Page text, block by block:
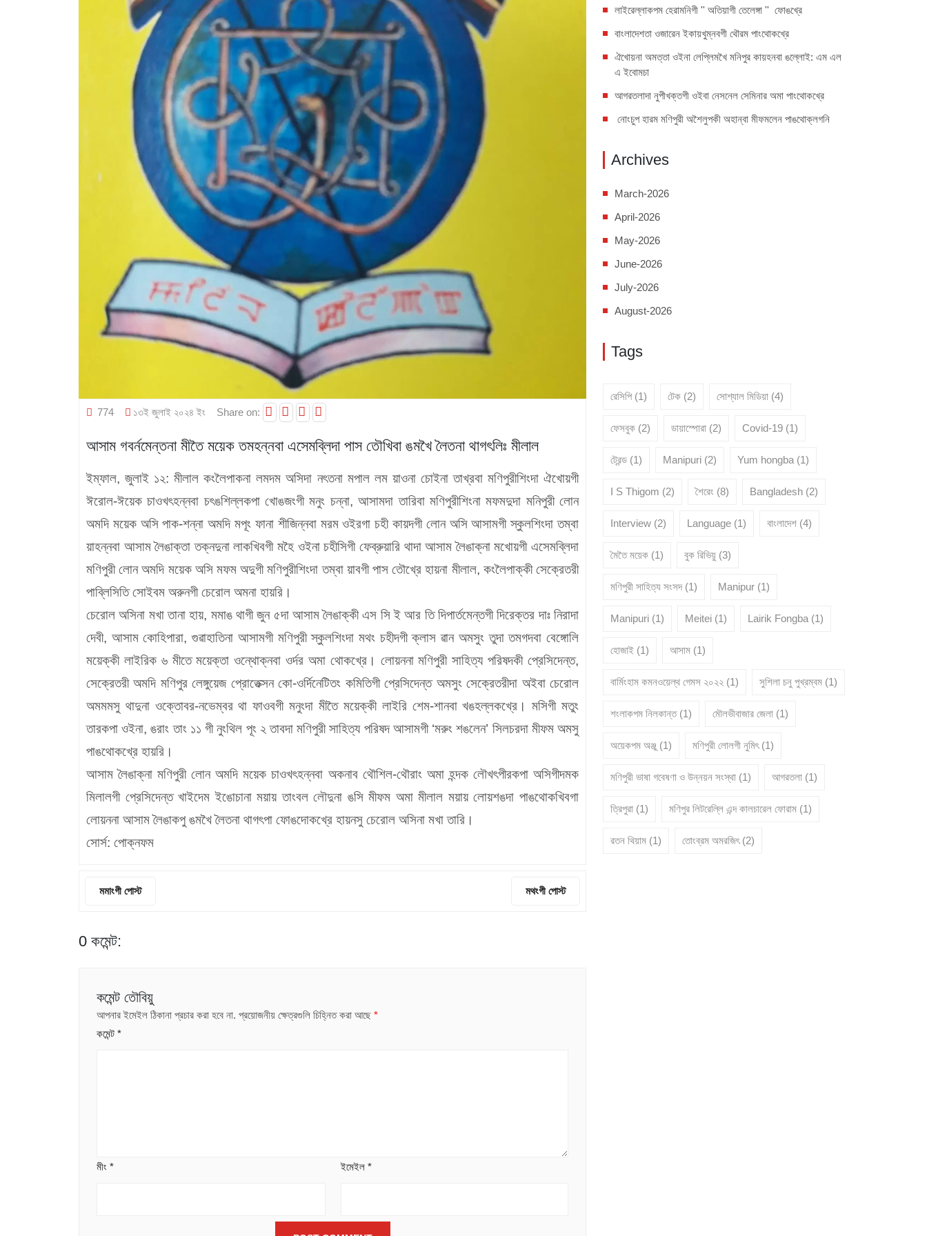
774 ১৩ই জুলাই ২০২৪ ইং Share on:
আসাম গবর্নমেন্তনা মীতৈ ময়েক তমহন্নবা এসেমব্লিদা পাস তৌখিবা ঙমখৈ লৈতনা থাগৎলিঃ মীলাল
ইম্ফাল, জুলাই ১২: মীলাল কংলৈপাকনা লমদম অসিদা নৎতনা মপাল লম য়াওনা চোইনা তাখ্রবা মণিপুরীশিংদা ঐখোয়গী
ঈরোল-ঈয়েক চাওখৎহন্নবা চৎঙশিল্লকপা খোঙজংগী মনুং চন্না, আসামদা তারিবা মণিপুরীশিংনা মফমদুদা মনিপুরী লোন
অমদি ময়েক অসি পাক-শন্না অমদি মপূং ফানা শীজিন্নবা মরম ওইরগা চহী কায়দগী লোন অসি আসামগী স্কুলশিংদা তম্বা
য়াহন্নবা আসাম লৈঙাক্তা তক্নদুনা লাকখিবগী মহৈ ওইনা চহীসিগী ফেব্রুয়ারি থাদা আসাম লৈঙাক্না মখোয়গী এসেমব্লিদা
মণিপুরী লোন অমদি ময়েক অসি মফম অদুগী মণিপুরীশিংদা তম্বা য়াবগী পাস তৌখ্রে হায়না মীলাল, কংলৈপাক্কী সেক্রেতরী
পাব্লিসিতি সোইবম অরুনগী চেরোল অমনা হায়রি।
চেরোল অসিনা মখা তানা হায়, মমাঙ থাগী জুন ৫দা আসাম লৈঙাক্কী এস সি ই আর তি দিপার্তমেন্তগী দিরেক্তর দাঃ নিরাদা
দেবী, আসাম কোহিপারা, গুৱাহাতিনা আসামগী মণিপুরী স্কুলশিংদা মথং চহীদগী ক্লাস ৱান অমসুং তুদা তমগদবা বেঙ্গোলি
ময়েক্কী লাইরিক ৬ মীতে ময়েক্তা ওন্থোক্নবা ওর্দর অমা থোকখ্রে। লোয়ননা মণিপুরী সাহিত্য পরিষদকী প্রেসিদেন্ত,
সেক্রেতরী অমদি মণিপুর লেঙ্গুয়েজ প্রোতেক্সন কো-ওর্দিনেটিতং কমিতিগী প্রেসিদেন্ত অমসুং সেক্রেতরীদা অইবা চেরোল
অমমমসু থাদুনা ওক্তোবর-নভেম্বর থা ফাওবগী মনুংদা মীতৈ ময়েক্কী লাইরি শেম-শানবা খঙহল্লকখ্রে। মসিগী মতুং
তারকপা ওইনা, ঙরাং তাং ১১ গী নুংথিল পূং ২ তাবদা মণিপুরী সাহিত্য পরিষদ আসামগী ‘মরুং শঙলেন’ সিলচরদা মীফম অমসু
পাঙথোকখ্রে হায়রি।
আসাম লৈঙাক্না মণিপুরী লোন অমদি ময়েক চাওখৎহন্নবা অকনাব থৌশিল-থৌরাং অমা হন্দক লৌখৎপীরকপা অসিগীদমক
মিলালগী প্রেসিদেন্ত খাইদেম ইঙোচানা ময়ায় তাংবল লৌদুনা ঙসি মীফম অমা মীলাল ময়ায় লোয়শঙদা পাঙথোকখিবগা
লোয়ননা আসাম লৈঙাকপু ঙমখৈ লৈতনা থাগৎপা ফোঙদোকখ্রে হায়নসু চেরোল অসিনা মখা তারি।
সোর্স: পোক্নফম
মমাংগী পোস্ট মথংগী পোস্ট
0 কমেন্ট:
কমেন্ট তৌবিয়ু
আপনার ইমেইল ঠিকানা প্রচার করা হবে না. প্রয়োজনীয় ক্ষেত্রগুলি চিহ্নিত করা আছে *
কমেন্ট *
মীং * ইমেইল *
লাইরেল্লাকপম হেরামনিগী '' অতিয়াগী তেলেঙ্গা '' ফোঙখ্রে
বাংলাদেশতা ওজারেন ইকায়খুম্নবগী থৌরম পাংথোকখ্রে
ঐখোয়না অমত্তা ওইনা লেপ্লিমখৈ মনিপুর কায়হনবা ঙল্লোই: এম এল
এ ইবোমচা
আগরতলাদা নুপীখক্তগী ওইবা নেসনেল সেমিনার অমা পাংথোকখ্রে
নোংচুপ হারম মণিপুরী অশৈলুপকী অহান্বা মীফমলেন পাঙথোক্লগনি
Archives
March-2026
April-2026
May-2026
June-2026
July-2026
August-2026
Tags
রেসিপি (1) টেক (2) সোশ্যাল মিডিয়া (4)
ফেসবুক (2) ডায়াস্পোরা (2) Covid-19 (1)
ট্রেন্ড (1) Manipuri (2) Yum hongba (1)
I S Thigom (2) শৈরেং (8) Bangladesh (2)
Interview (2) Language (1) বাংলাদেশ (4)
মৈতৈ ময়েক (1) বুক রিভিয়ু (3)
মণিপুরী সাহিত্য সংসদ (1) Manipur (1)
Manipuri (1) Meitei (1) Lairik Fongba (1)
হোজাই (1) আসাম (1)
বার্মিংহাম কমনওয়েল্থ গেমস ২০২২ (1) সুশিলা চনু পুখ্রম্বম (1)
শংলাকপম নিলকান্ত (1) মৌলভীবাজার জেলা (1)
অয়েকপম অঞ্জু (1) মণিপুরী লোলগী নুমিৎ (1)
মণিপুরী ভাষা গবেষণা ও উন্নয়ন সংস্থা (1) আগরতলা (1)
ত্রিপুরা (1) মণিপুর লিটরেল্লি এন্দ কালচারেল ফোরাম (1)
রতন থিয়াম (1) তোংব্রম অমরজিৎ (2)